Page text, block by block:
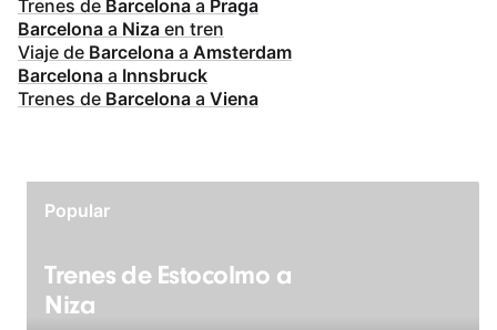
Trenes de Barcelona a Praga
Barcelona a Niza en tren
Viaje de Barcelona a Amsterdam
Barcelona a Innsbruck
Trenes de Barcelona a Viena
Popular
Trenes de Estocolmo a
Niza